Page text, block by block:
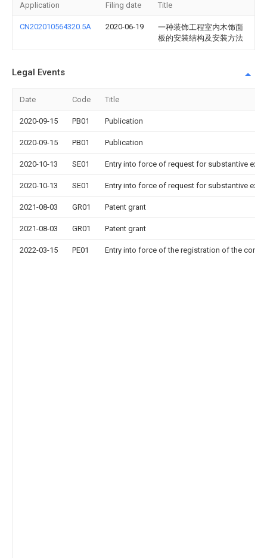
Application Filing date Title
CN202010564320.5A 2020-06-19
一种装饰工程室内木饰面
板的安装结构及安装方法
Legal Events
Date Code Title
2020-09-15 PB01 Publication
2020-09-15 PB01 Publication
2020-10-13 SE01 Entry into force of request for substantive
2020-10-13 SE01 Entry into force of request for substantive
2021-08-03 GR01 Patent grant
2021-08-03 GR01 Patent grant
2022-03-15 PE01 Entry into force of the registration of the